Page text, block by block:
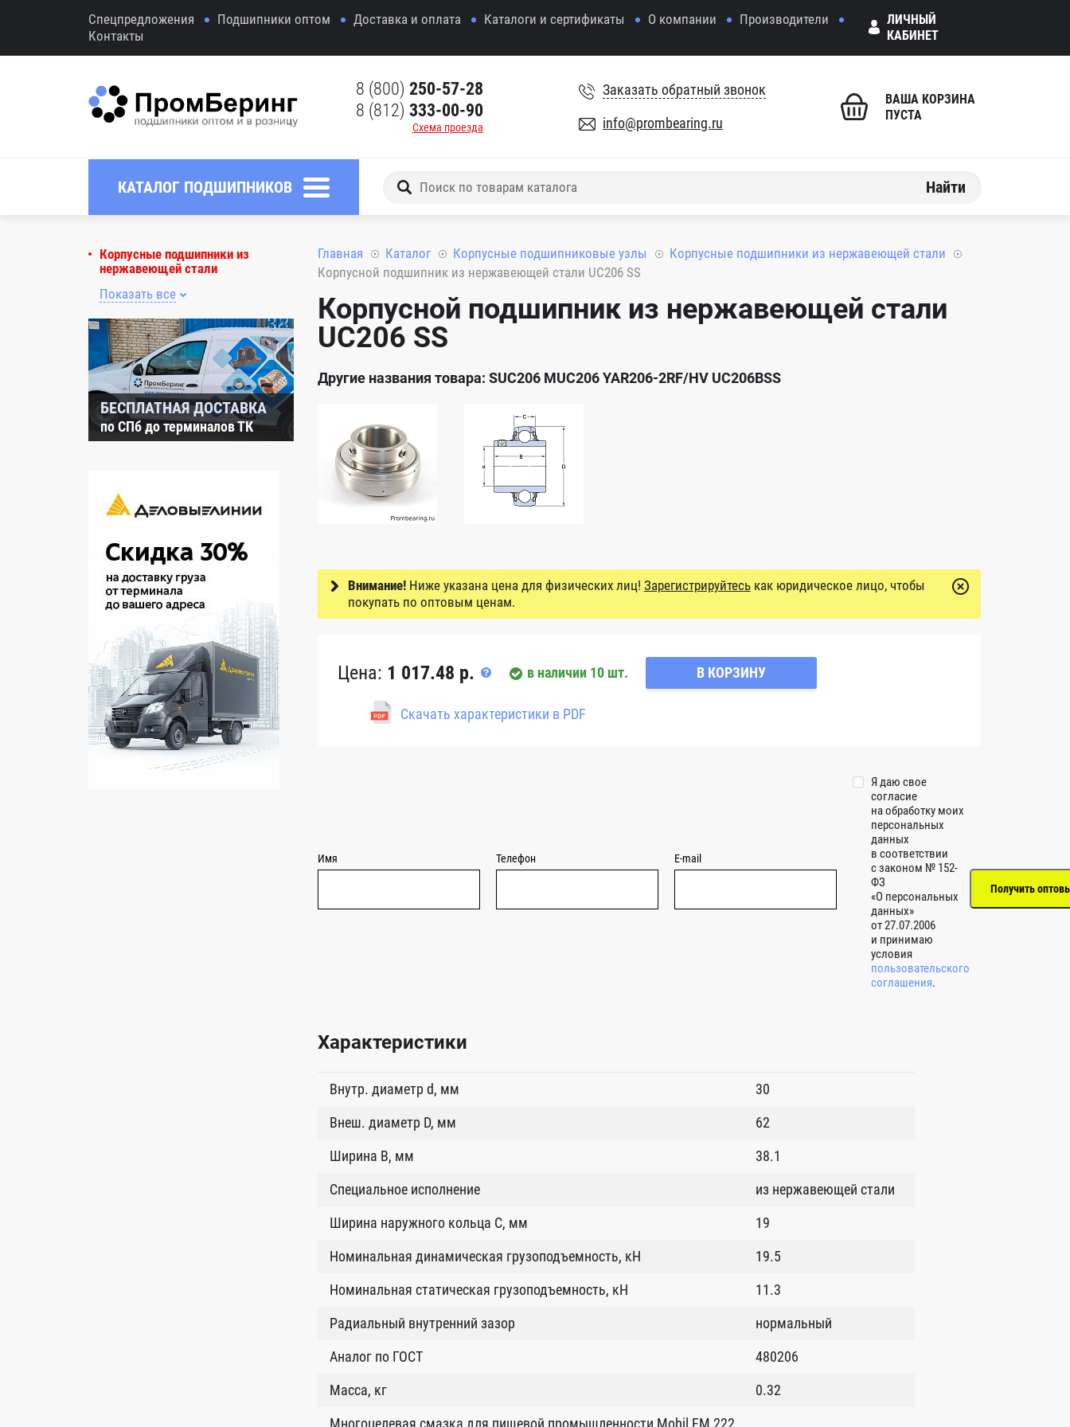
Спецпредложения Подшипники оптом Доставка и оплата Каталоги и сертификаты О компании
Производители
Контакты
ЛИЧНЫЙ
КАБИНЕТ
8 (800) 250-57-28
8 (812) 333-00-90
Схема проезда
Заказать обратный звонок
info@prombearing.ru
ВАША КОРЗИНА
ПУСТА
КАТАЛОГ ПОДШИПНИКОВ Найти
Корпусные подшипники из
нержавеющей стали
Показать все
БЕСПЛАТНАЯ ДОСТАВКА
по СПб до терминалов ТК
Главная Каталог Корпусные подшипниковые узлы
Корпусные подшипники из нержавеющей стали
Корпусной подшипник из нержавеющей стали UC206 SS
Корпусной подшипник из нержавеющей стали
UC206 SS
Другие названия товара: SUC206 MUC206 YAR206-2RF/HV UC206BSS
Внимание!Ниже указана цена для физических лиц! Зарегистрируйтеськак юридическое лицо, чтобы
покупать по оптовым ценам.
Цена: 1 017.48 р. в наличии 10 шт. В КОРЗИНУ
Скачать характеристики в PDF
Имя Телефон E-mail
Я даю свое
согласие
на обработку моих
персональных
данных
в соответствии
с законом № 152-
ФЗ
«О персональных
данных»
от 27.07.2006
и принимаю
условия
пользовательского
соглашения.
Характеристики
Внутр. диаметр d, мм
30
Внеш. диаметр D, мм
62
Ширина B, мм
38.1
Специальное исполнение
из нержавеющей стали
Ширина наружного кольца С, мм
19
Номинальная динамическая грузоподъемность, кН
19.5
Номинальная статическая грузоподъемность, кН
11.3
Радиальный внутренний зазор
нормальный
Аналог по ГОСТ
480206
Масса, кг
0.32
Многоцелевая смазка для пищевой промышленности Mobil FM 222